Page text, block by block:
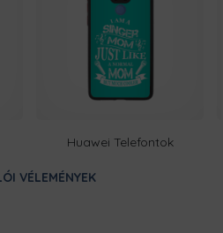
Huawei Telefontok
VÉLEMÉNYEK